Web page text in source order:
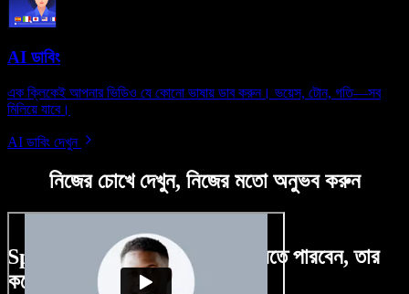
AI ডাবিং
এক ক্লিকেই আপনার ভিডিও যে কোনো ভাষায় ডাব করুন। ভয়েস, টোন, গতি—সব
মিলিয়ে যাবে।
AI ডাবিং দেখুন
নিজের চোখে দেখুন, নিজের মতো অনুভব করুন
Speechify Studio দিয়ে কী কী করতে পারবেন, তার
কয়েকটা উদাহরণ দেখুন